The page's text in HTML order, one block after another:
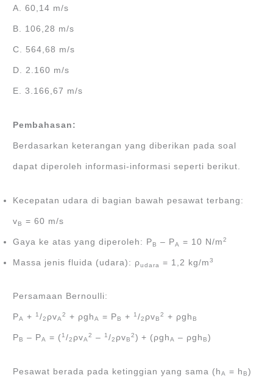
A. 60,14 m/s
B. 106,28 m/s
C. 564,68 m/s
D. 2.160 m/s
E. 3.166,67 m/s
Pembahasan:
Berdasarkan keterangan yang diberikan pada soal
dapat diperoleh informasi-informasi seperti berikut.
Kecepatan udara di bagian bawah pesawat terbang:
vB = 60 m/s
Gaya ke atas yang diperoleh: PB – PA = 10 N/m2
Massa jenis fluida (udara): ρudara = 1,2 kg/m3
Persamaan Bernoulli:
PA + 1 /2 ρvA
2 + ρghA = PB + 1 /2 ρvB
2 + ρgh B
PB – PA = (1 /2 ρvA
2 – 1 /2 ρvB
2) + (ρghA – ρgh B)
Pesawat berada pada ketinggian yang sama (hA = h B)